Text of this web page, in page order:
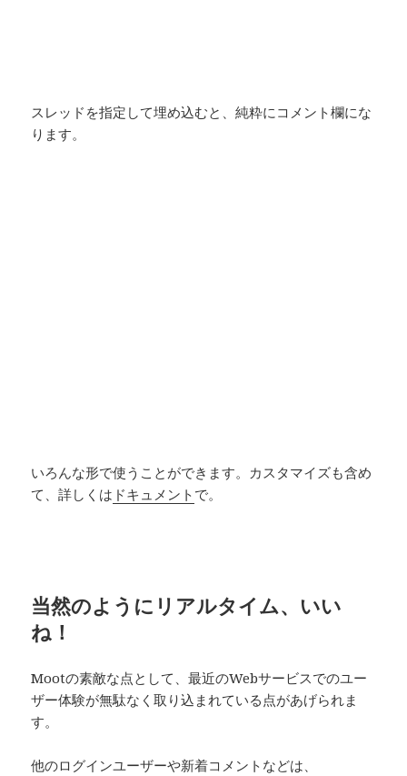
スレッドを指定して埋め込むと、純粋にコメント欄にな
ります。
いろんな形で使うことができます。カスタマイズも含め
て、詳しくは ドキュメント で。
当然のようにリアルタイム、いい
ね！
Mootの素敵な点として、最近のWebサービスでのユー
ザー体験が無駄なく取り込まれている点があげられま
す。
他のログインユーザーや新着コメントなどは、